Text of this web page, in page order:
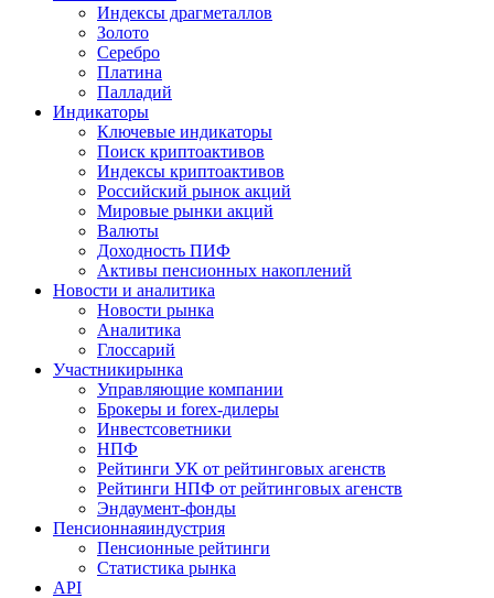
Индексы драгметаллов
Золото
Серебро
Платина
Палладий
Индикаторы
Ключевые индикаторы
Поиск криптоактивов
Индексы криптоактивов
Российский рынок акций
Мировые рынки акций
Валюты
Доходность ПИФ
Активы пенсионных накоплений
Новости и аналитика
Новости рынка
Аналитика
Глоссарий
Участникирынка
Управляющие компании
Брокеры и forex-дилеры
Инвестсоветники
НПФ
Рейтинги УК от рейтинговых агенств
Рейтинги НПФ от рейтинговых агенств
Эндаумент-фонды
Пенсионнаяиндустрия
Пенсионные рейтинги
Статистика рынка
API